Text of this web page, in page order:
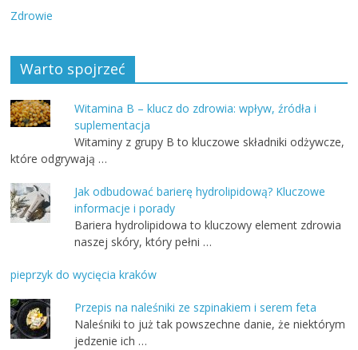
Zdrowie
Warto spojrzeć
Witamina B – klucz do zdrowia: wpływ, źródła i
suplementacja
Witaminy z grupy B to kluczowe składniki odżywcze,
które odgrywają …
Jak odbudować barierę hydrolipidową? Kluczowe
informacje i porady
Bariera hydrolipidowa to kluczowy element zdrowia
naszej skóry, który pełni …
pieprzyk do wycięcia kraków
Przepis na naleśniki ze szpinakiem i serem feta
Naleśniki to już tak powszechne danie, że niektórym
jedzenie ich …